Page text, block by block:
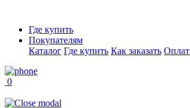
Где купить
Покупателям
Каталог Где купить Как заказать
0